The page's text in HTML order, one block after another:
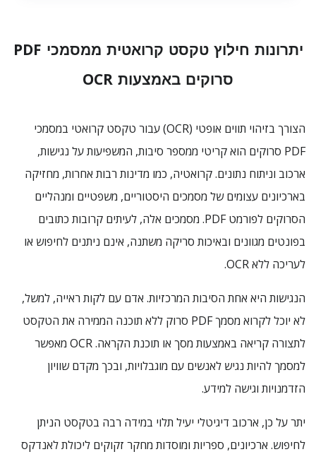
יתרונות חילוץ טקסט קרואטית ממסמכי PDF
סרוקים באמצעות OCR
הצורך בזיהוי תווים אופטי (OCR) עבור טקסט קרואטי במסמכי
PDF סרוקים הוא קריטי ממספר סיבות, המשפיעות על נגישות,
ארכוב וניתוח נתונים. קרואטיה, כמו מדינות רבות אחרות, מחזיקה
בארכיונים עצומים של מסמכים היסטוריים, משפטיים ומנהליים
הסרוקים לפורמט PDF. מסמכים אלה, לעיתים קרובות כתובים
בפונטים מגוונים ובאיכות סריקה משתנה, אינם ניתנים לחיפוש או
לעריכה ללא OCR.
הנגישות היא אחת הסיבות המרכזיות. אדם עם לקות ראייה, למשל,
לא יוכל לקרוא מסמך PDF סרוק ללא תוכנה הממירה את הטקסט
לתצורה קריאה באמצעות מסך או תוכנת הקראה. OCR מאפשר
למסמך להיות נגיש לאנשים עם מוגבלויות, ובכך מקדם שוויון
הזדמנויות וגישה למידע.
יתר על כן, ארכוב דיגיטלי יעיל תלוי במידה רבה בטקסט הניתן
לחיפוש. ארכיונים, ספריות ומוסדות מחקר זקוקים ליכולת לאנדקס